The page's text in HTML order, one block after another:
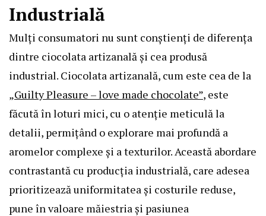
Industrială
Mulți consumatori nu sunt conștienți de diferența
dintre ciocolata artizanală și cea produsă
industrial. Ciocolata artizanală, cum este cea de la
„Guilty Pleasure – love made chocolate”, este
făcută în loturi mici, cu o atenție meticulă la
detalii, permițând o explorare mai profundă a
aromelor complexe și a texturilor. Această abordare
contrastantă cu producția industrială, care adesea
prioritizează uniformitatea și costurile reduse,
pune în valoare măiestria și pasiunea